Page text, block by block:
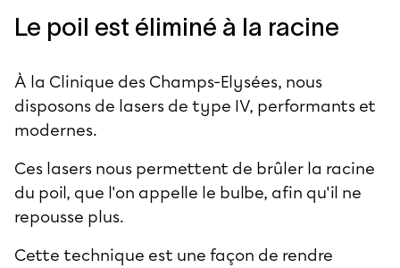
Le poil est éliminé à la racine
À la Clinique des Champs-Elysées, nous
disposons de lasers de type IV, performants et
modernes.
Ces lasers nous permettent de brûler la racine
du poil, que l'on appelle le bulbe, afin qu'il ne
repousse plus.
Cette technique est une façon de rendre